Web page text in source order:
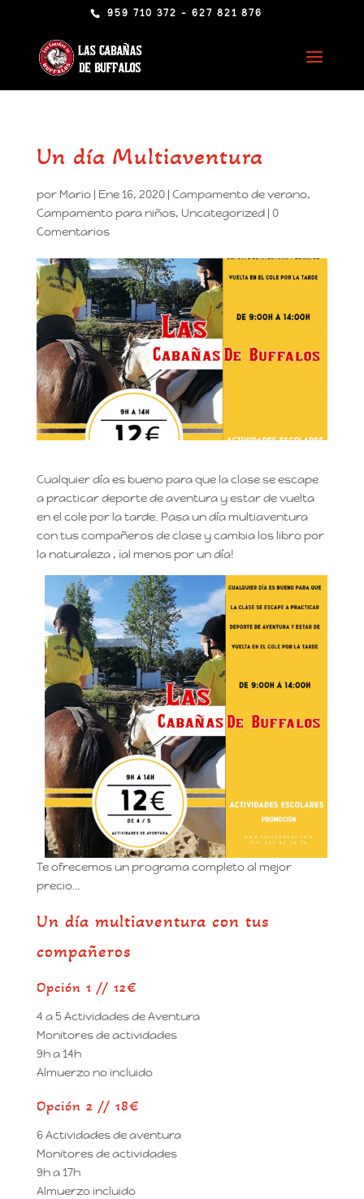
959 710 372 - 627 821 876
Un día Multiaventura
por Mario| Ene 16, 2020| Campamento de verano,
Campamento para niños, Uncategorized| 0
Comentarios
Cualquier día es bueno para que la clase se escape
a practicar deporte de aventura y estar de vuelta
en el cole por la tarde. Pasa un día multiaventura
con tus compañeros de clase y cambia los libro por
la naturaleza , ¡al menos por un día!
Te ofrecemos un programa completo al mejor
precio…
Un día multiaventura con tus
compañeros
Opción 1 // 12€
4 a 5 Actividades de Aventura
Monitores de actividades
9h a 14h
Almuerzo no incluido
Opción 2 // 18€
6 Actividades de aventura
Monitores de actividades
9h a 17h
Almuerzo incluido